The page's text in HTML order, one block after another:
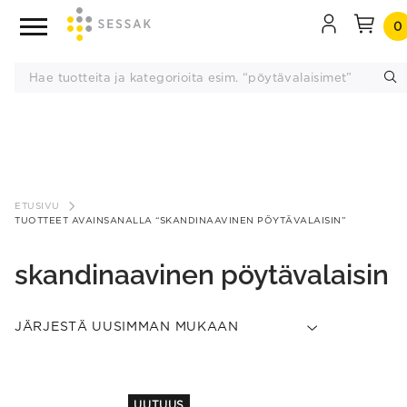
sisältöön
0
ETUSIVU
TUOTTEET AVAINSANALLA “SKANDINAAVINEN PÖYTÄVALAISIN”
skandinaavinen pöytävalaisin